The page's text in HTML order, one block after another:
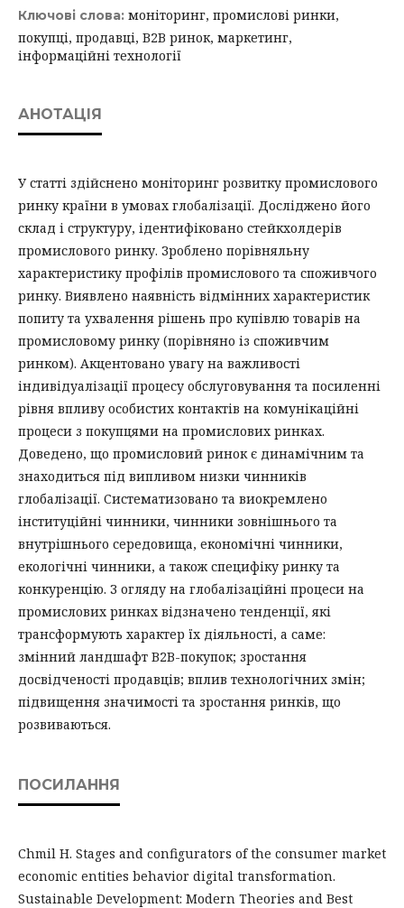
Ключові слова: моніторинг, промислові ринки,
покупці, продавці, B2B ринок, маркетинг,
інформаційні технології
АНОТАЦІЯ
У статті здійснено моніторинг розвитку промислового
ринку країни в умовах глобалізації. Досліджено його
склад і структуру, ідентифіковано стейкхолдерів
промислового ринку. Зроблено порівняльну
характеристику профілів промислового та споживчого
ринку. Виявлено наявність відмінних характеристик
попиту та ухвалення рішень про купівлю товарів на
промисловому ринку (порівняно із споживчим
ринком). Акцентовано увагу на важливості
індивідуалізації процесу обслуговування та посиленні
рівня впливу особистих контактів на комунікаційні
процеси з покупцями на промислових ринках.
Доведено, що промисловий ринок є динамічним та
знаходиться під випливом низки чинників
глобалізації. Систематизовано та виокремлено
інституційні чинники, чинники зовнішнього та
внутрішнього середовища, економічні чинники,
екологічні чинники, а також специфіку ринку та
конкуренцію. З огляду на глобалізаційні процеси на
промислових ринках відзначено тенденції, які
трансформують характер їх діяльності, а саме:
змінний ландшафт B2B-покупок; зростання
досвідченості продавців; вплив технологічних змін;
підвищення значимості та зростання ринків, що
розвиваються.
ПОСИЛАННЯ
Chmil H. Stages and configurators of the consumer market
economic entities behavior digital transformation.
Sustainable Development: Modern Theories and Best